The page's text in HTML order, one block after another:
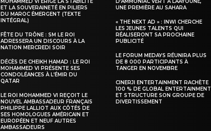
ET LA SOUVERAINETÉ EN PILIERS
DU MAROC ÉMERGENT (TEXTE
INTÉGRAL)
FÊTE DU TRÔNE : SM LE ROI
ADRESSERA UN DISCOURS À LA
NATION MERCREDI SOIR
DÉCÈS DE CHEIKH HAMAD : LE ROI
MOHAMMED VI PRÉSENTE SES
CONDOLÉANCES À L’ÉMIR DU
QATAR
LE ROI MOHAMMED VI REÇOIT LE
NOUVEL AMBASSADEUR FRANÇAIS
PHILIPPE LALLIOT AUX CÔTÉS DE
SES HOMOLOGUES AMÉRICAIN ET
EUROPÉEN ET NEUF AUTRES
AMBASSADEURS
UNE PREMIÈRE AU SAHARA
« THE NEXT AD » : INWI CHERCHE
LES JEUNES TALENTS QUI
RÉALISERONT SA PROCHAINE
PUBLICITÉ
LE FORUM MEDAYS RÉUNIRA PLUS
DE 8 000 PARTICIPANTS À
TANGER EN NOVEMBRE
CINERJI ENTERTAINMENT RACHÈTE
100 % DE GLOBAL ENTERTAINMENT
ET STRUCTURE SON GROUPE DE
DIVERTISSEMENT